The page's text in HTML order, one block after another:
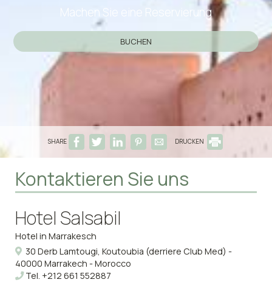
Machen Sie eine Reservierung
BUCHEN
SHARE DRUCKEN
Kontaktieren Sie uns
Hotel Salsabil
Hotel in Marrakesch
30 Derb Lamtougi, Koutoubia (derriere Club Med) -
40000 Marrakech - Morocco
Tel. +212 661 552887